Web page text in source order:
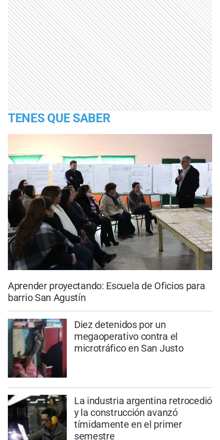
TENES QUE SABER
Aprender proyectando: Escuela de Oficios para
barrio San Agustín
Diez detenidos por un
megaoperativo contra el
microtráfico en San Justo
La industria argentina retrocedió
y la construcción avanzó
tímidamente en el primer
semestre